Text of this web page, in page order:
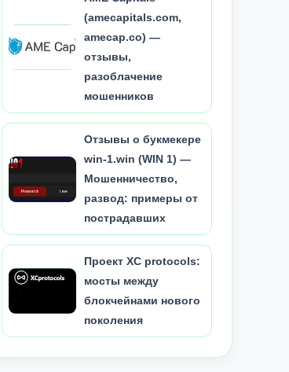
(amecapitals.com,
amecap.co) —
отзывы,
разоблачение
мошенников
Отзывы о букмекере
win-1.win (WIN 1) —
Мошенничество,
развод: примеры от
пострадавших
Проект XC protocols:
мосты между
блокчейнами нового
поколения